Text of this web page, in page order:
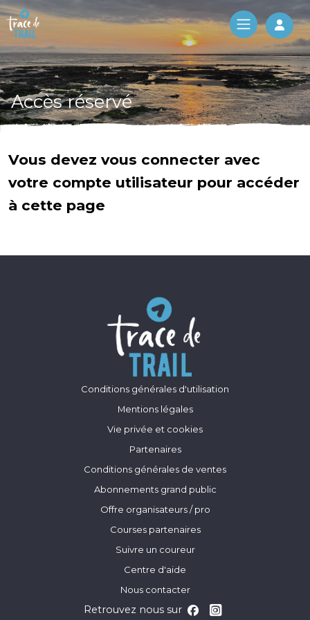
Log
Accès réservé
Vous devez vous connecter avec
votre compte utilisateur pour accéder
à cette page
Conditions générales d'utilisation
Mentions légales
Vie privée et cookies
Partenaires
Conditions générales de ventes
Abonnements grand public
Offre organisateurs / pro
Courses partenaires
Suivre un coureur
Centre d'aide
Nous contacter
Retrouvez nous sur